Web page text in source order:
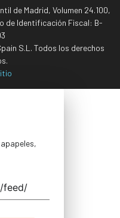
de Madrid, Volumen 24.100,
de Identificación Fiscal: B-
S.L. Todos los derechos